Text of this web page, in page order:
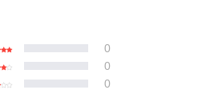
0
0
0